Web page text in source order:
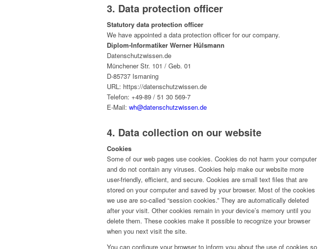
3. Data protection officer
Statutory data protection officer
We have appointed a data protection officer for our company.
Diplom-Informatiker Werner Hülsmann
Datenschutzwissen.de
Münchener Str. 101 / Geb. 01
D-85737 Ismaning
URL: https://datenschutzwissen.de
Telefon: +49-89 / 51 30 569-7
E-Mail: wh@datenschutzwissen.de
4. Data collection on our website
Cookies
Some of our web pages use cookies. Cookies do not harm your computer
and do not contain any viruses. Cookies help make our website more
user-friendly, efficient, and secure. Cookies are small text files that are
stored on your computer and saved by your browser. Most of the cookies
we use are so-called “session cookies.” They are automatically deleted
after your visit. Other cookies remain in your device’s memory until you
delete them. These cookies make it possible to recognize your browser
when you next visit the site.
You can configure your browser to inform you about the use of cookies so